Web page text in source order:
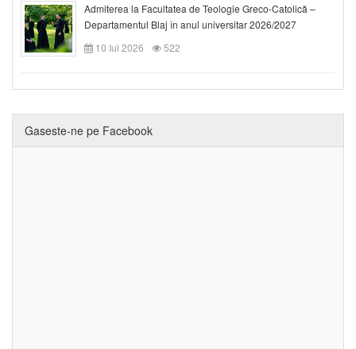
Admiterea la Facultatea de Teologie Greco-Catolică –
Departamentul Blaj în anul universitar 2026/2027
10 Iul 2026
522
Gaseste-ne pe Facebook